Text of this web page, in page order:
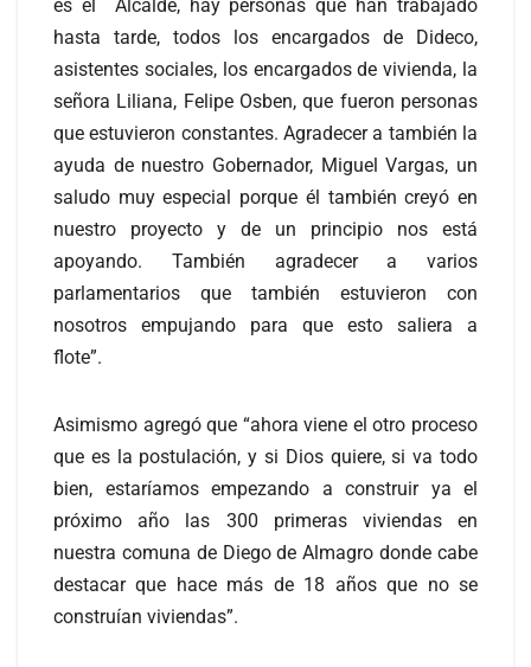
es el Alcalde, hay personas que han trabajado
hasta tarde, todos los encargados de Dideco,
asistentes sociales, los encargados de vivienda, la
señora Liliana, Felipe Osben, que fueron personas
que estuvieron constantes. Agradecer a también la
ayuda de nuestro Gobernador, Miguel Vargas, un
saludo muy especial porque él también creyó en
nuestro proyecto y de un principio nos está
apoyando. También agradecer a varios
parlamentarios que también estuvieron con
nosotros empujando para que esto saliera a
flote”.
Asimismo agregó que “ahora viene el otro proceso
que es la postulación, y si Dios quiere, si va todo
bien, estaríamos empezando a construir ya el
próximo año las 300 primeras viviendas en
nuestra comuna de Diego de Almagro donde cabe
destacar que hace más de 18 años que no se
construían viviendas”.